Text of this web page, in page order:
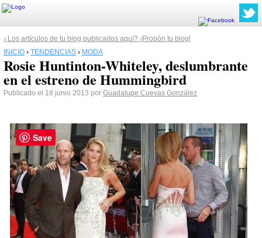
¿Los artículos de tu blog publicados aquí? ¡Propón tu blog!
INICIO › TENDENCIAS › MODA
Rosie Huntinton-Whiteley, deslumbrante
en el estreno de Hummingbird
Publicado el 18 junio 2013 por Guadalupe Cuevas González
Save